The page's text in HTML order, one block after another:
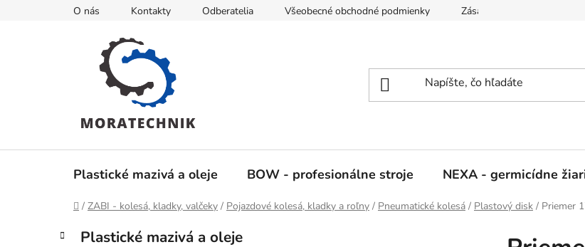
O nás Kontakty Odberatelia Všeobecné obchodné podmienky Zásady ochrany osobných
Plastické mazivá a oleje BOW - profesionálne stroje NEXA - germicídne
Domov
/ ZABI - kolesá, kladky, valčeky / Pojazdové kolesá, kladky a roľny / Pneumatické kolesá / Plastový disk / Priemer
BPreskočiť
kategórie
K
Plastické mazivá a oleje